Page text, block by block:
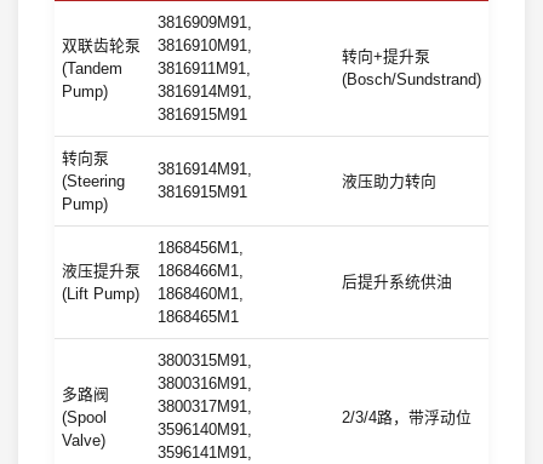
双联齿轮泵
(Tandem
Pump)
3816909M91,
3816910M91,
3816911M91,
3816914M91,
3816915M91
转向+提升泵
(Bosch/Sundstrand)
转向泵
(Steering
Pump)
3816914M91,
3816915M91
液压助力转向
液压提升泵
(Lift Pump)
1868456M1,
1868466M1,
1868460M1,
1868465M1
后提升系统供油
多路阀
(Spool
Valve)
3800315M91,
3800316M91,
3800317M91,
3596140M91,
3596141M91,
2/3/4路，带浮动位